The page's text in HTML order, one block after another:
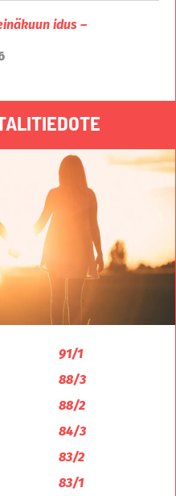
idus –
91/1
88/3
88/2
84/3
83/2
83/1